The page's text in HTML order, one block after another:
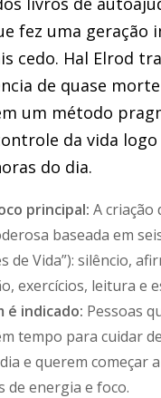
fez uma geração
cedo. Hal Elrod
de quase
um método
da vida logo
do dia.
principal: A criação
baseada em
de Vida”): silêncio,
exercícios, leitura e
é indicado: Pessoas
tempo para cuidar
e querem começar
de energia e foco.